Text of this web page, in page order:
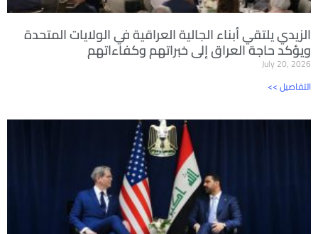
الزيدي يلتقي أبناء الجالية العراقية في الولايات المتحدة
ويؤكد حاجة العراق إلى خبراتهم وكفاءاتهم
July 20, 2026
<< التفاصيل